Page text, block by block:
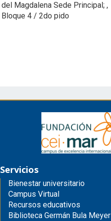
del Magdalena Sede Principal; ,
Bloque 4 / 2do pido
Servicios
Bienestar universitario
Campus Virtual
Recursos educativos
Biblioteca Germán Bula Meyer